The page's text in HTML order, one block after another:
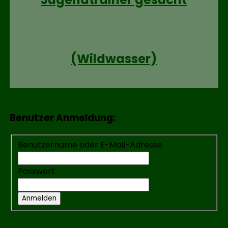
(Wildwasser)
Benutzer Anmeldung:
Benutzername oder E-Mail-Adresse
Passwort